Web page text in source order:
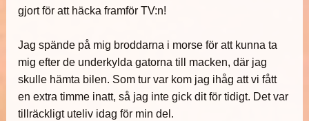
gjort för att häcka framför TV:n!
Jag spände på mig broddarna i morse för att kunna ta
mig efter de underkylda gatorna till macken, där jag
skulle hämta bilen. Som tur var kom jag ihåg att vi fått
en extra timme inatt, så jag inte gick dit för tidigt. Det var
tillräckligt uteliv idag för min del.